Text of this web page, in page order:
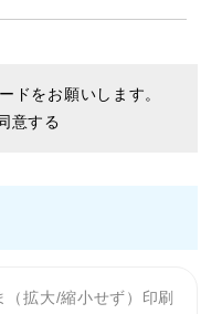
ドをお願いします。
意する
拡大/縮小せず）印刷